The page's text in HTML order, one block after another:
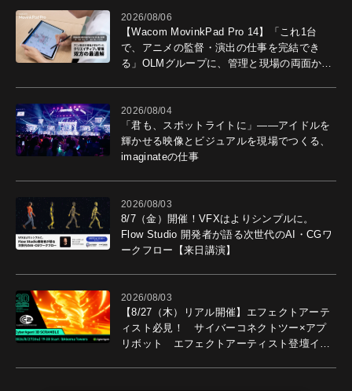
2026/08/06
【Wacom MovinkPad Pro 14】「これ1台
で、アニメの監督・演出の仕事を完結でき
る」OLMグループに、管理と現場の両面から
2026/08/04
「君も、スポットライトに」――アイドルを
輝かせる映像とビジュアルを現場でつくる、
imaginateの仕事
2026/08/03
8/7（金）開催！VFXはよりシンプルに。
Flow Studio 開発者が語る次世代のAI・CGワ
ークフロー【来日講演】
2026/08/03
【8/27（木）リアル開催】エフェクトアーテ
ィスト必見！ サイバーコネクトツー×アプ
リボット エフェクトアーティスト登壇イベ